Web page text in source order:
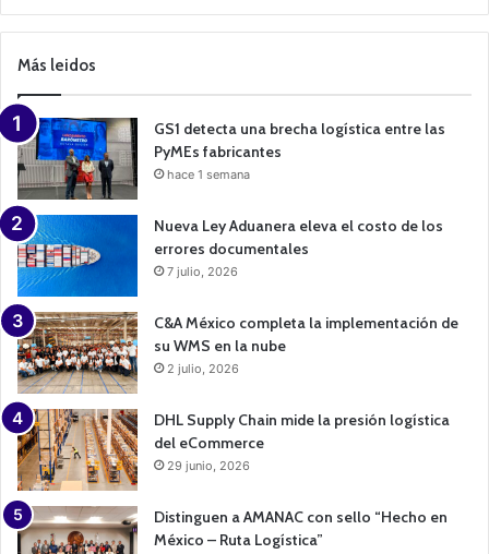
a
m
a
n
Más leidos
GS1 detecta una brecha logística entre las
PyMEs fabricantes
hace 1 semana
Nueva Ley Aduanera eleva el costo de los
errores documentales
7 julio, 2026
C&A México completa la implementación de
su WMS en la nube
2 julio, 2026
DHL Supply Chain mide la presión logística
del eCommerce
29 junio, 2026
Distinguen a AMANAC con sello “Hecho en
México – Ruta Logística”